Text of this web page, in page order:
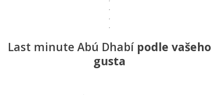
Last minute Abú Dhabí podle vašeho
gusta